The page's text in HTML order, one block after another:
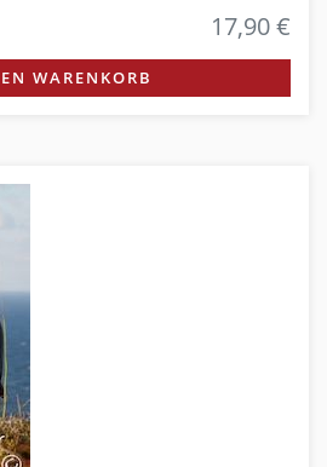
17,90 €
WARENKORB